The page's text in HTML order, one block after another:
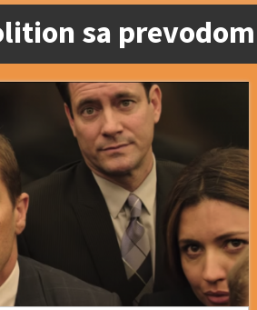
sa prevodom